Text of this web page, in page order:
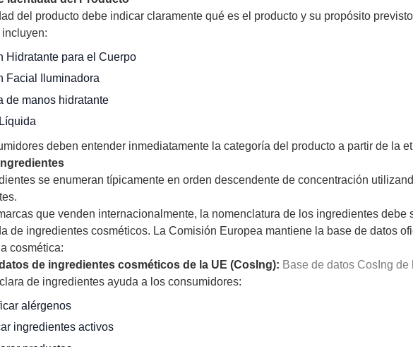
del producto debe indicar claramente qué es el producto y su propósito
Hidratante para el Cuerpo
Facial Iluminadora
de manos hidratante
deben entender inmediatamente la categoría del producto a partir de la
se enumeran típicamente en orden descendente de concentración
que venden internacionalmente, la nomenclatura de los ingredientes debe
de ingredientes cosméticos. La Comisión Europea mantiene la base de datos
cosmética:
de ingredientes cosméticos de la UE (CosIng): Base de datos CosIng
de ingredientes ayuda a los consumidores:
alérgenos
ingredientes activos